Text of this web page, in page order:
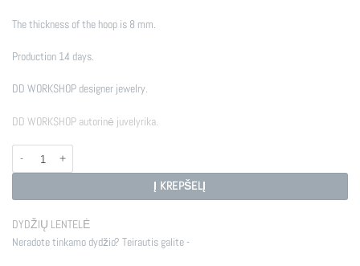
The thickness of the hoop is 8 mm.
Production 14 days.
DD WORKSHOP designer jewelry.
DD WORKSHOP autorinė juvelyrika.
Į KREPŠELĮ
DYDŽIŲ LENTELĖ
Neradote tinkamo dydžio? Teirautis galite -